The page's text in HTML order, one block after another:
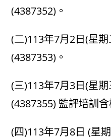
(4387352)。
(二)113年7月2日(星
(4387353)。
(三)113年7月3日(星
(4387355) 監評培訓含
(四)113年7月8日 (星